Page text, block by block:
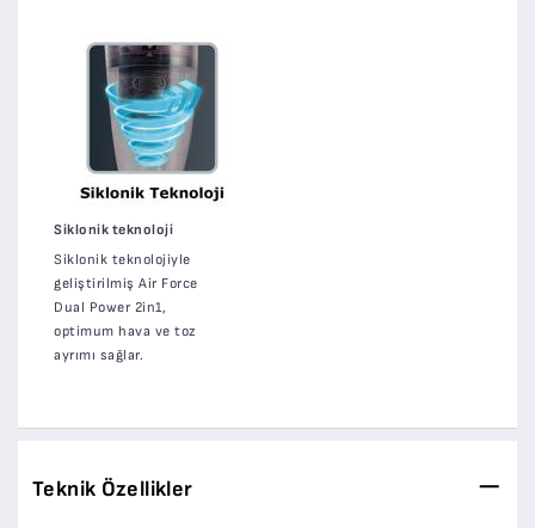
Siklonik teknoloji
Siklonik teknolojiyle
geliştirilmiş Air Force
Dual Power 2in1,
optimum hava ve toz
ayrımı sağlar.
Teknik Özellikler